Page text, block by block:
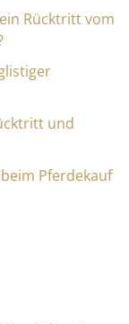
Rücktritt vom
und
Pferdekauf